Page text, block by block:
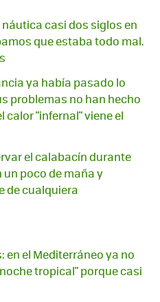
casi dos siglos en
que estaba todo mal.
ya había pasado lo
problemas no han hecho
calor "infernal" viene el
el calabacín durante
un poco de maña y
de cualquiera
en el Mediterráneo ya no
tropical" porque casi